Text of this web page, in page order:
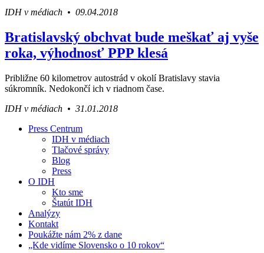
IDH v médiach • 09.04.2018
Bratislavský obchvat bude meškať aj vyše
roka, výhodnosť PPP klesá
Približne 60 kilometrov autostrád v okolí Bratislavy stavia
súkromník. Nedokončí ich v riadnom čase.
IDH v médiach • 31.01.2018
Váš sprievodca svetom infraštruktúry a
ekonomiky
Press Centrum
IDH v médiach
Tlačové správy
Blog
Press
O IDH
Kto sme
Štatút IDH
Analýzy
Kontakt
Poukážte nám 2% z dane
„Kde vidíme Slovensko o 10 rokov“